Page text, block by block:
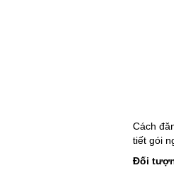
Cách
tiết gói
Đối